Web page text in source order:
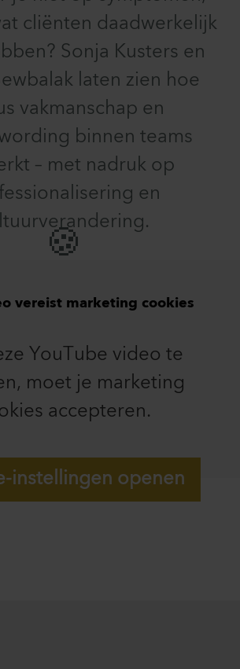
cliënten daadwerkelijk
Sonja Kusters en
laten zien hoe
vakmanschap en
binnen teams
– met nadruk op
en
🍪
vereist marketing cookies
YouTube video te
moet je marketing
accepteren.
instellingen openen